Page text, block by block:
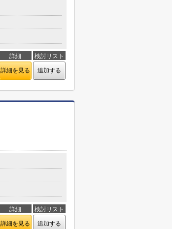
詳細 検討リスト
詳細を見る 追加する
詳細 検討リスト
詳細を見る 追加する